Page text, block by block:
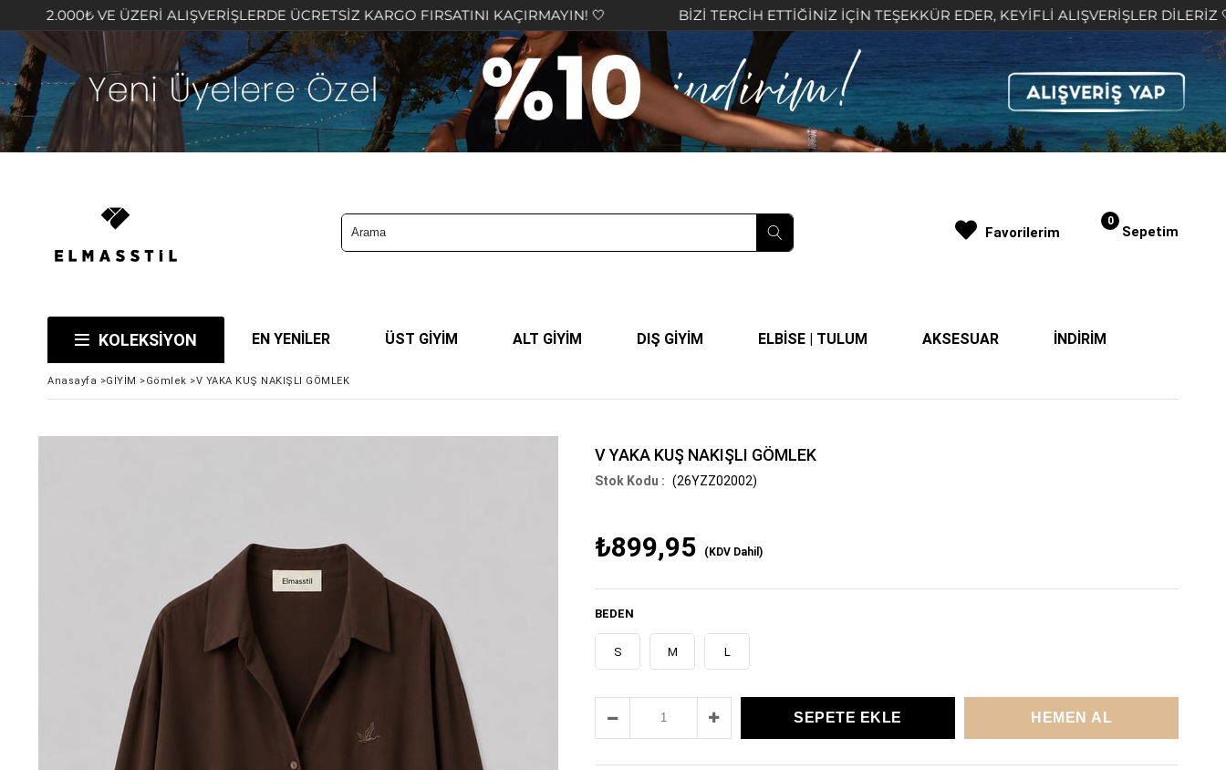
VE ÜZERİ ALIŞVERİŞLERDE ÜCRETSİZ KARGO FIRSATINI KAÇIRMAYIN! 🤍 BİZİ TERCİH ETTİĞİNİZ İÇİN TEŞEKKÜR EDER, KEYİFLİ ALIŞVERİŞLER DİLERİZ 🤍
Sepetim
0
KOLEKSİYON EN YENİLER ÜST GİYİM ALT GİYİM DIŞ GİYİM ELBİSE | TULUM AKSESUAR İNDİRİM
Favorilerim
Anasayfa >GİYİM >Gömlek >V YAKA KUŞ NAKIŞLI GÖMLEK
V YAKA KUŞ NAKIŞLI GÖMLEK
(26YZZ02002)
₺899,95 (KDV Dahil)
BEDEN
S M L